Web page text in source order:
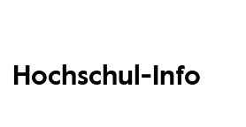
Hochschul-Info